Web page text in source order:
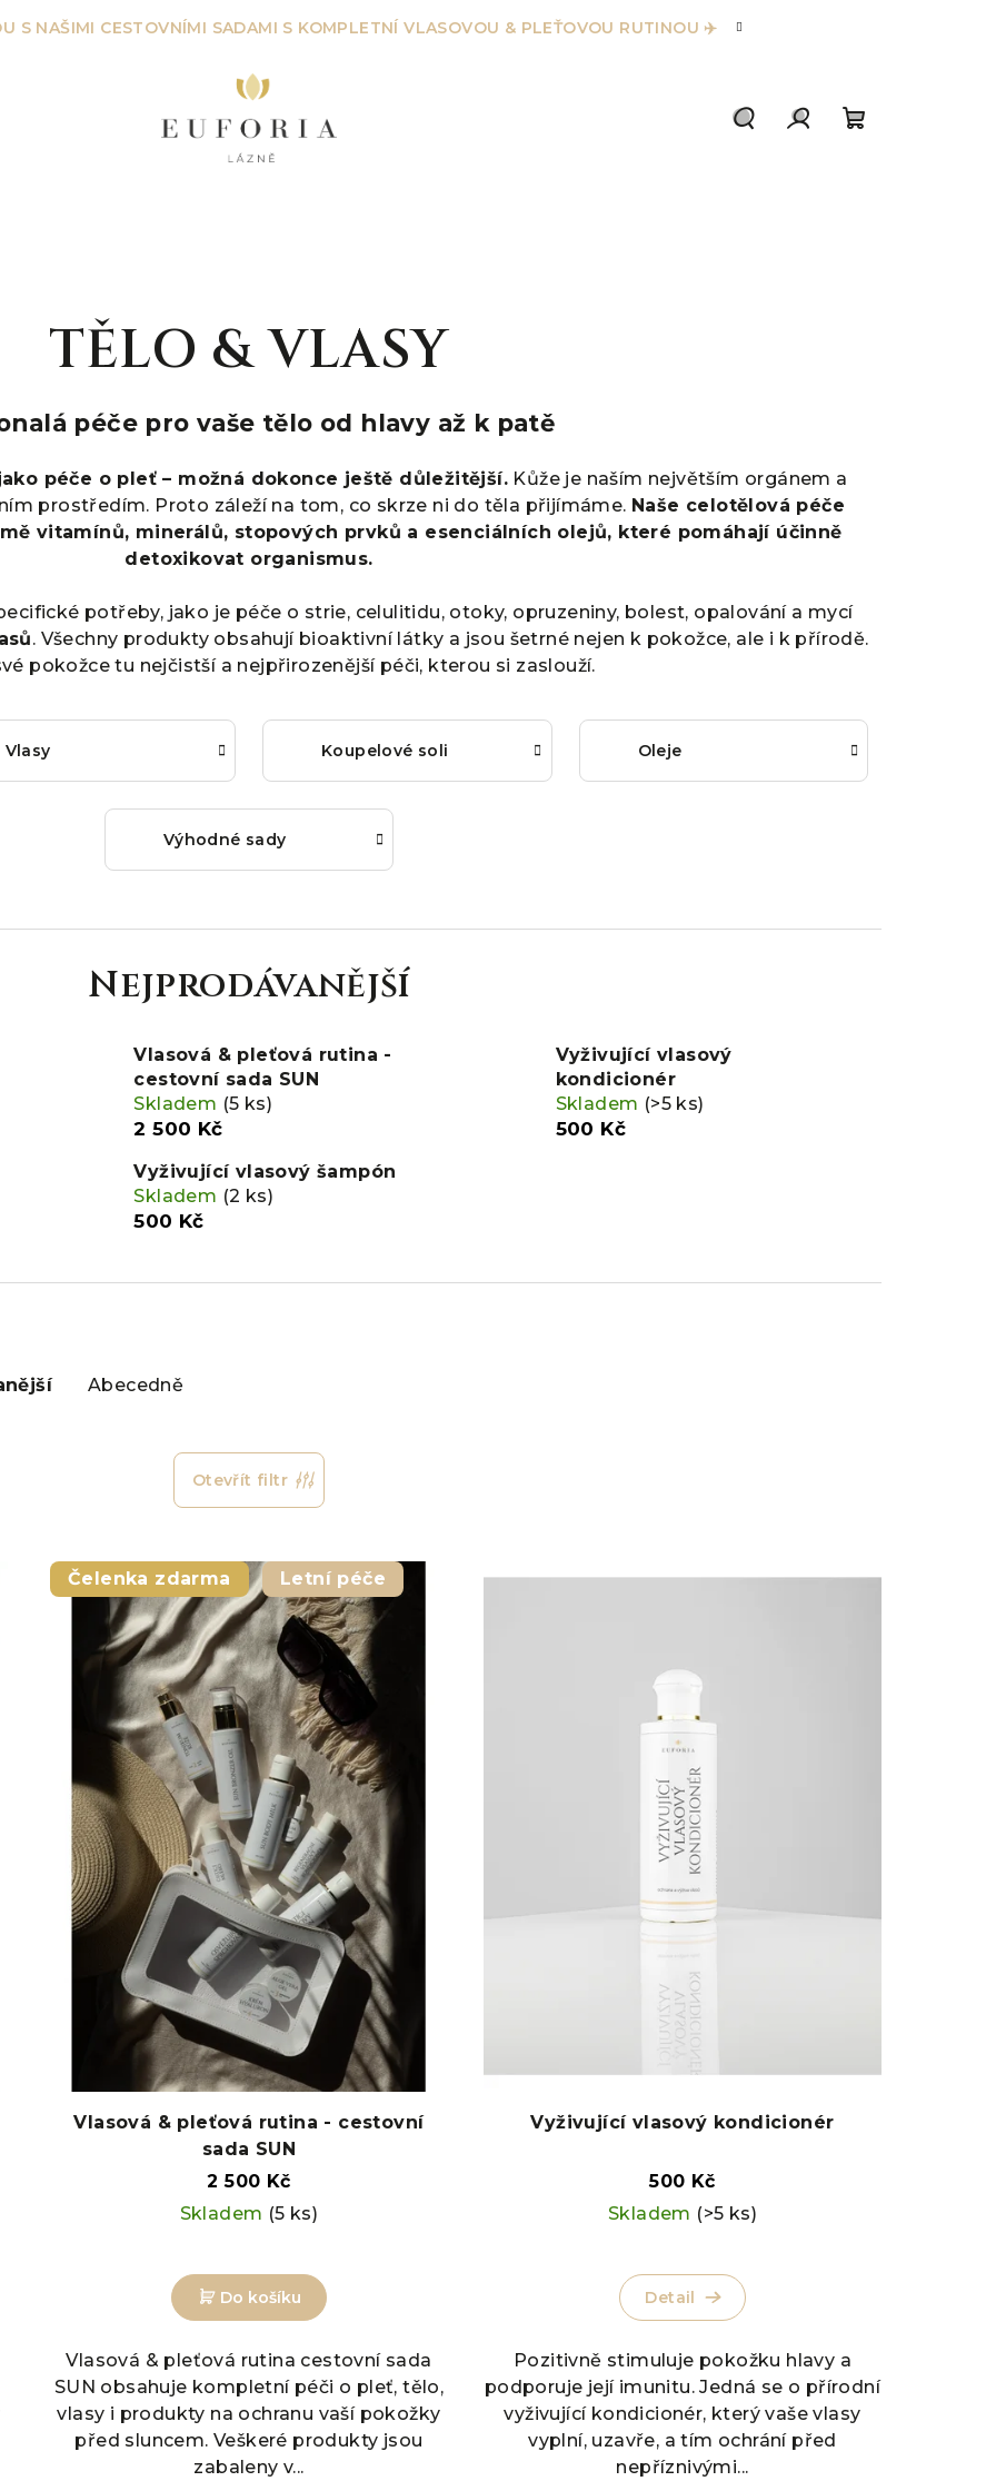
S NAŠIMI CESTOVNÍMI SADAMI S KOMPLETNÍ VLASOVOU & PLEŤOVOU RUTINOU ✈️
TĚLO & VLASY
péče pro vaše tělo od hlavy až k patě
péče o pleť – možná dokonce ještě důležitější. Kůže je naším největším orgánem a
prostředím. Proto záleží na tom, co skrze ni do těla přijímáme. Naše celotělová péče
vitamínů, minerálů, stopových prvků a esenciálních olejů, které pomáhají účinně
detoxikovat organismus.
potřeby, jako je péče o strie, celulitidu, otoky, opruzeniny, bolest, opalování a mycí
. Všechny produkty obsahují bioaktivní látky a jsou šetrné nejen k pokožce, ale i k přírodě.
pokožce tu nejčistší a nejpřirozenější péči, kterou si zaslouží.
Vlasy Koupelové soli Oleje
Výhodné sady
Nejprodávanější
Vlasová & pleťová rutina -
cestovní sada SUN
Skladem (5 ks)
2 500 Kč
Vyživující vlasový
kondicionér
Skladem (>5 ks)
500 Kč
Vyživující vlasový šampón
Skladem (2 ks)
500 Kč
Abecedně
Otevřít filtr
Čelenka zdarma Letní péče
Vlasová & pleťová rutina - cestovní
sada SUN
2 500 Kč
Skladem (5 ks)
Do košíku
Vlasová & pleťová rutina cestovní sada
SUN obsahuje kompletní péči o pleť, tělo,
vlasy i produkty na ochranu vaší pokožky
před sluncem. Veškeré produkty jsou
zabaleny v...
Vyživující vlasový kondicionér
500 Kč
Skladem (>5 ks)
Detail
Pozitivně stimuluje pokožku hlavy a
podporuje její imunitu. Jedná se o přírodní
vyživující kondicionér, který vaše vlasy
vyplní, uzavře, a tím ochrání před
nepříznivými...